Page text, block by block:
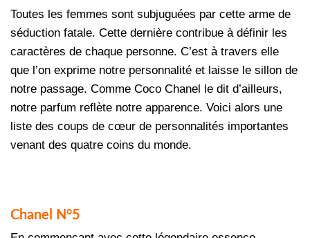
Toutes les femmes sont subjuguées par cette arme de
séduction fatale. Cette dernière contribue à définir les
caractères de chaque personne. C’est à travers elle
que l’on exprime notre personnalité et laisse le sillon de
notre passage. Comme Coco Chanel le dit d’ailleurs,
notre parfum reflète notre apparence. Voici alors une
liste des coups de cœur de personnalités importantes
venant des quatre coins du monde.
Chanel N°5